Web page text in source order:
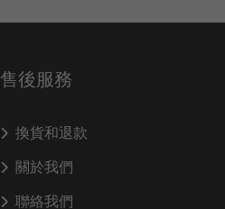
售後服務
換貨和退款
關於我們
聯絡我們